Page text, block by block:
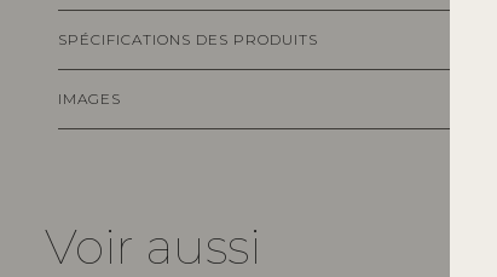
SPÉCIFICATIONS DES PRODUITS
IMAGES
Voir aussi